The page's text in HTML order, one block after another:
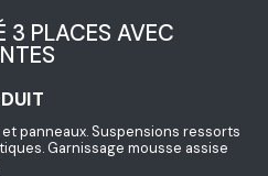
3 PLACES AVEC
panneaux. Suspensions ressorts
Garnissage mousse assise